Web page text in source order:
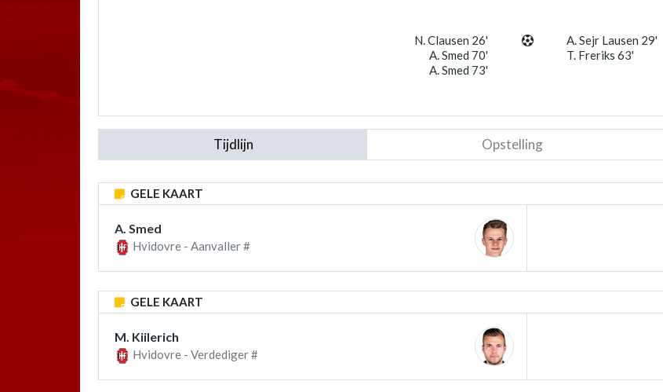
N. Clausen 26'
A. Smed 70'
A. Smed 73'
A. Sejr Lausen 29'
T. Freriks 63'
Tijdlijn Opstelling
GELE KAART
A. Smed
Hvidovre - Aanvaller #
GELE KAART
M. Kiilerich
Hvidovre - Verdediger #